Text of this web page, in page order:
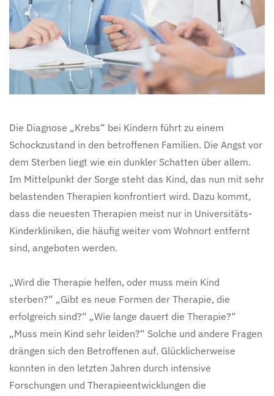
Die Diagnose „Krebs“ bei Kindern führt zu einem
Schockzustand in den betroffenen Familien. Die Angst vor
dem Sterben liegt wie ein dunkler Schatten über allem.
Im Mittelpunkt der Sorge steht das Kind, das nun mit sehr
belastenden Therapien konfrontiert wird. Dazu kommt,
dass die neuesten Therapien meist nur in Universitäts-
Kinderkliniken, die häufig weiter vom Wohnort entfernt
sind, angeboten werden.
„Wird die Therapie helfen, oder muss mein Kind
sterben?“ „Gibt es neue Formen der Therapie, die
erfolgreich sind?“ „Wie lange dauert die Therapie?“
„Muss mein Kind sehr leiden?“ Solche und andere Fragen
drängen sich den Betroffenen auf. Glücklicherweise
konnten in den letzten Jahren durch intensive
Forschungen und Therapieentwicklungen die